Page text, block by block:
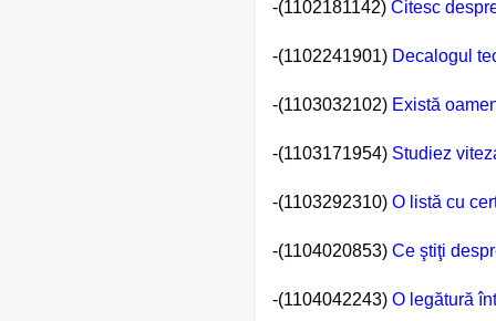
-(1102181142) Citesc
-(1102241901) Decalogul
-(1103032102) Există
-(1103171954) Studiez
-(1103292310) O listă cu
-(1104020853) Ce ştiţi
-(1104042243) O legătură